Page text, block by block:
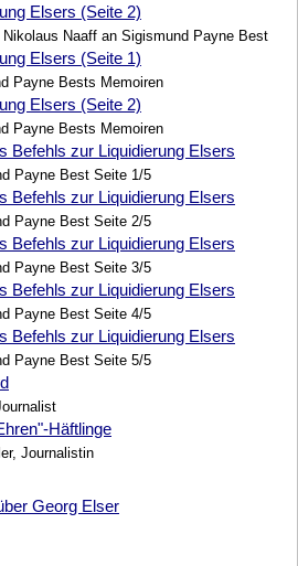
Elsers (Seite 2)
Naaff an Sigismund Payne Best
Elsers (Seite 1)
Payne Bests Memoiren
Elsers (Seite 2)
Payne Bests Memoiren
Befehls zur Liquidierung Elsers
Payne Best Seite 1/5
Befehls zur Liquidierung Elsers
Payne Best Seite 2/5
Befehls zur Liquidierung Elsers
Payne Best Seite 3/5
Befehls zur Liquidierung Elsers
Payne Best Seite 4/5
Befehls zur Liquidierung Elsers
Payne Best Seite 5/5
Häftlinge
Journalistin
Georg Elser